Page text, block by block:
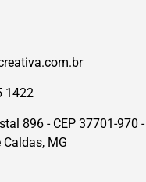
1422
896 - CEP 37701-970 -
Caldas, MG